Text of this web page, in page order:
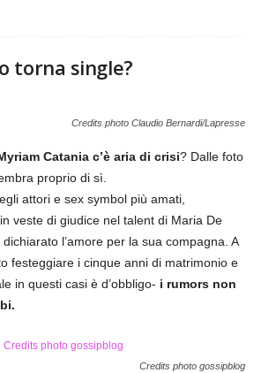
torna single?
Credits photo Claudio Bernardi/Lapresse
Catania c’è aria di crisi? Dalle foto
proprio di sì.
attori e sex symbol più amati,
veste di giudice nel talent di Maria De
l’amore per la sua compagna. A
festeggiare i cinque anni di matrimonio e
in questi casi è d’obbligo- i rumors non
Credits photo gossipblog